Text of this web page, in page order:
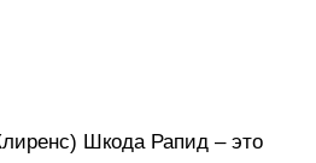
Шкода Рапид – это